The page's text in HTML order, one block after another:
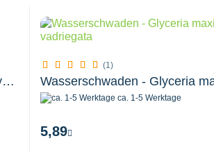
einheimische weiße Seerose - Nymphaea alba...
(1)
ca. 1-5 Werktage
5,89